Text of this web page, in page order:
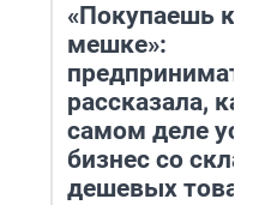
«Покупаешь
мешке»:
рассказала,
самом деле
бизнес со
дешевых